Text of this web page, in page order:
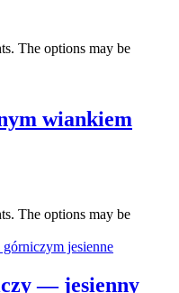
The options may be
wiankiem
The options may be
— jesienny